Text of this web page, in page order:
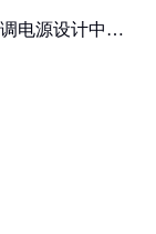
电源设计中的